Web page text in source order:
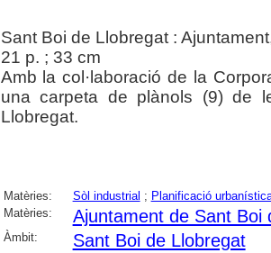
Sant Boi de Llobregat :
21 p. ; 33 cm
Amb la col·laboració de la
una carpeta de plànols (9) de
Llobregat.
Matèries: Sòl industrial ; Planificació
Matèries:
Ajuntament de Sant Boi
Àmbit: Sant Boi de Llobregat